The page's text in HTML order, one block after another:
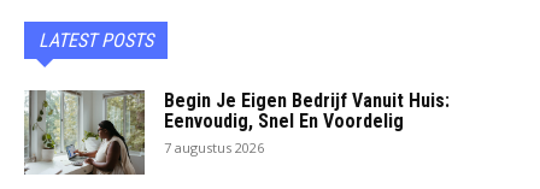
LATEST POSTS
Begin Je Eigen Bedrijf Vanuit Huis:
Eenvoudig, Snel En Voordelig
7 augustus 2026